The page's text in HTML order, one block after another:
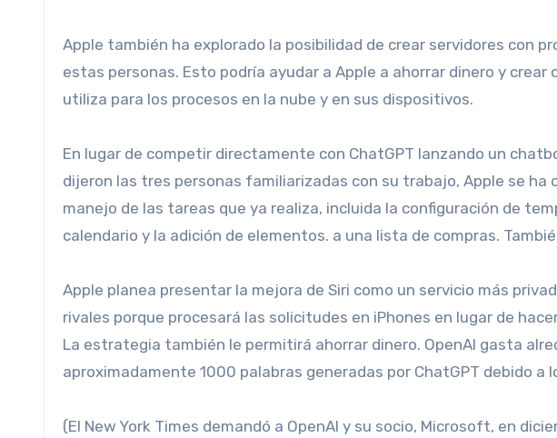
Apple también ha explorado la posibilidad de crear servidores con procesadores de iPhone y Mac, dijeron dos de
estas personas. Esto podría ayudar a Apple a ahorrar dinero y
utiliza para los procesos en la nube y en sus dispositivos.
En lugar de competir directamente con ChatGPT lanzando un
dijeron las tres personas familiarizadas con su trabajo, Apple se ha
manejo de las tareas que ya realiza, incluida la configuración de
calendario y la adición de elementos. a una lista de compras.
Apple planea presentar la mejora de Siri como un servicio más
rivales porque procesará las solicitudes en iPhones en lugar de
La estrategia también le permitirá ahorrar dinero. OpenAI gasta
aproximadamente 1000 palabras generadas por ChatGPT debido a
(El New York Times demandó a OpenAI y su socio, Microsoft, en